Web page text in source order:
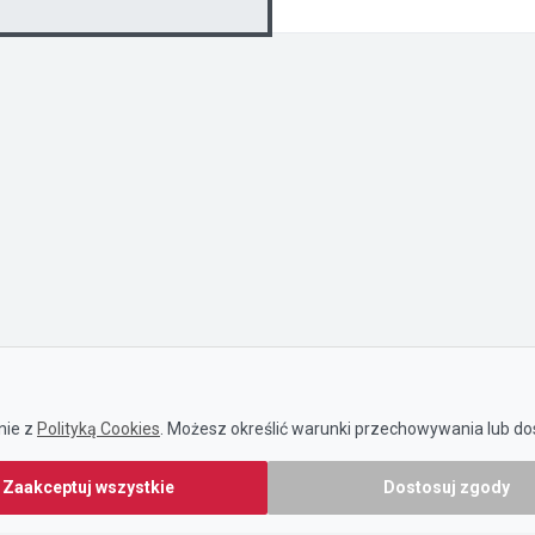
z Polityką Cookies . Możesz określić warunki przechowywania lub
Zaakceptuj wszystkie Dostosuj zgody